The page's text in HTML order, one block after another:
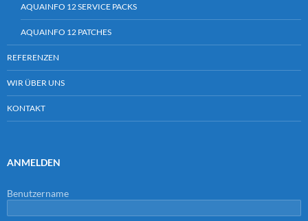
AQUAINFO 12 SERVICE PACKS
AQUAINFO 12 PATCHES
REFERENZEN
WIR ÜBER UNS
KONTAKT
ANMELDEN
Benutzername